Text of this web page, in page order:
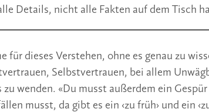
Details, nicht alle Fakten auf dem Tisch
für dieses Verstehen, ohne es genau zu
Selbstvertrauen, bei allem
wenden. «Du musst außerdem ein
musst, da gibt es ein ‹zu früh› und ein